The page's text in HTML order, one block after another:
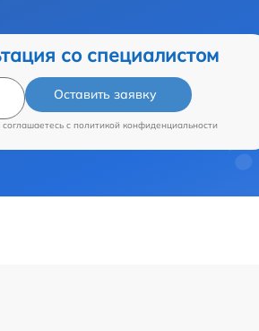
со специалистом
Оставить заявку
c политикой конфиденциальности